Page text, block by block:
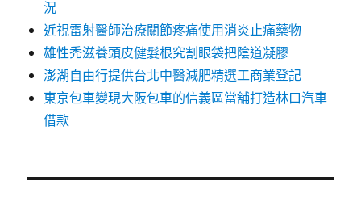
況
近視雷射醫師治療關節疼痛使用消炎止痛藥物
雄性禿滋養頭皮健髮根究割眼袋把陰道凝膠
澎湖自由行提供台北中醫減肥精選工商業登記
東京包車變現大阪包車的信義區當舖打造林口汽車
借款